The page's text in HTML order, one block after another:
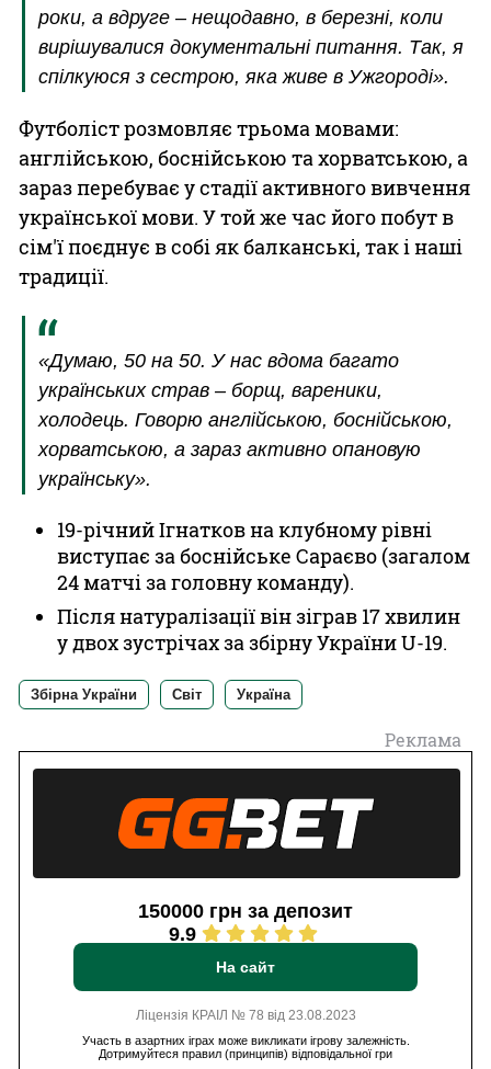
роки, а вдруге – нещодавно, в березні, коли
вирішувалися документальні питання. Так, я
спілкуюся з сестрою, яка живе в Ужгороді».
Футболіст розмовляє трьома мовами:
англійською, боснійською та хорватською, а
зараз перебуває у стадії активного вивчення
української мови. У той же час його побут в
сім'ї поєднує в собі як балканські, так і наші
традиції.
«Думаю, 50 на 50. У нас вдома багато
українських страв – борщ, вареники,
холодець. Говорю англійською, боснійською,
хорватською, а зараз активно опановую
українську».
19-річний Ігнатков на клубному рівні
виступає за боснійське Сараєво (загалом
24 матчі за головну команду).
Після натуралізації він зіграв 17 хвилин
у двох зустрічах за збірну України U-19.
Збірна України Світ Україна
Реклама
150000 грн за депозит
9.9
На сайт
Ліцензія КРАІЛ № 78 від 23.08.2023
Участь в азартних іграх може викликати ігрову залежність.
Дотримуйтеся правил (принципів) відповідальної гри